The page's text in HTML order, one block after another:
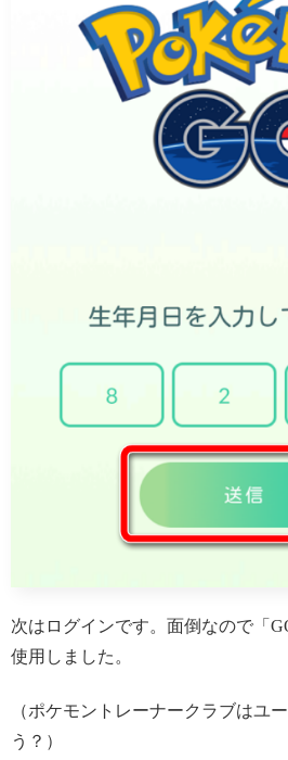
次はログインです。面倒なので「
使用しました。
（ポケモントレーナークラブはユ
う？）